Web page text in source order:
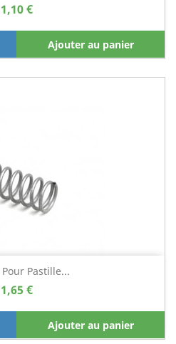
1,10 €
Ajouter au panier
Pastille...
1,65 €
Ajouter au panier